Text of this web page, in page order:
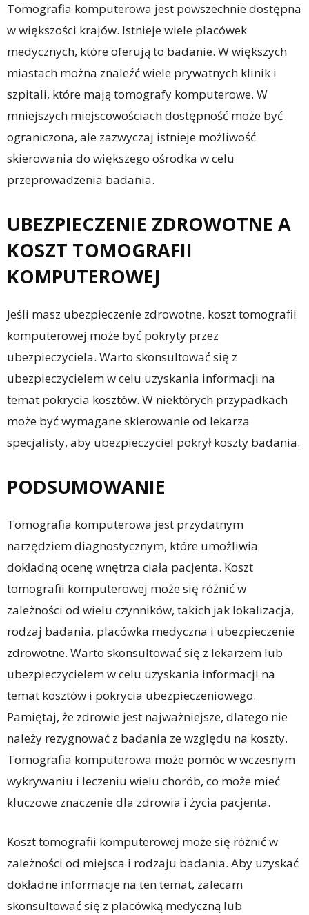
Tomografia komputerowa jest powszechnie dostępna
w większości krajów. Istnieje wiele placówek
medycznych, które oferują to badanie. W większych
miastach można znaleźć wiele prywatnych klinik i
szpitali, które mają tomografy komputerowe. W
mniejszych miejscowościach dostępność może być
ograniczona, ale zazwyczaj istnieje możliwość
skierowania do większego ośrodka w celu
przeprowadzenia badania.
UBEZPIECZENIE ZDROWOTNE A
KOSZT TOMOGRAFII
KOMPUTEROWEJ
Jeśli masz ubezpieczenie zdrowotne, koszt tomografii
komputerowej może być pokryty przez
ubezpieczyciela. Warto skonsultować się z
ubezpieczycielem w celu uzyskania informacji na
temat pokrycia kosztów. W niektórych przypadkach
może być wymagane skierowanie od lekarza
specjalisty, aby ubezpieczyciel pokrył koszty badania.
PODSUMOWANIE
Tomografia komputerowa jest przydatnym
narzędziem diagnostycznym, które umożliwia
dokładną ocenę wnętrza ciała pacjenta. Koszt
tomografii komputerowej może się różnić w
zależności od wielu czynników, takich jak lokalizacja,
rodzaj badania, placówka medyczna i ubezpieczenie
zdrowotne. Warto skonsultować się z lekarzem lub
ubezpieczycielem w celu uzyskania informacji na
temat kosztów i pokrycia ubezpieczeniowego.
Pamiętaj, że zdrowie jest najważniejsze, dlatego nie
należy rezygnować z badania ze względu na koszty.
Tomografia komputerowa może pomóc w wczesnym
wykrywaniu i leczeniu wielu chorób, co może mieć
kluczowe znaczenie dla zdrowia i życia pacjenta.
Koszt tomografii komputerowej może się różnić w
zależności od miejsca i rodzaju badania. Aby uzyskać
dokładne informacje na ten temat, zalecam
skonsultować się z placówką medyczną lub